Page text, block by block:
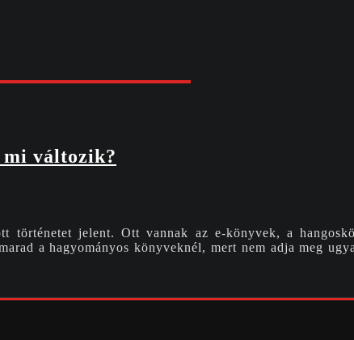
változik?
történetet jelent. Ott vannak az e-könyvek, a
a hagyományos könyveknél, mert nem adja meg